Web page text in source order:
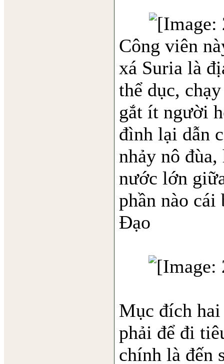
Công viên
xá Suria là
thể dục,
gắt ít người
đình lại dẫn
nhảy nô
nước lớn
phần nào
Đạo
Mục đích
phải để đi
chính là đến